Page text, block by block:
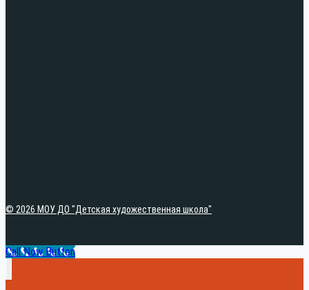
© 2026 МОУ ДО "Детская художественная школа"
Call Now Button